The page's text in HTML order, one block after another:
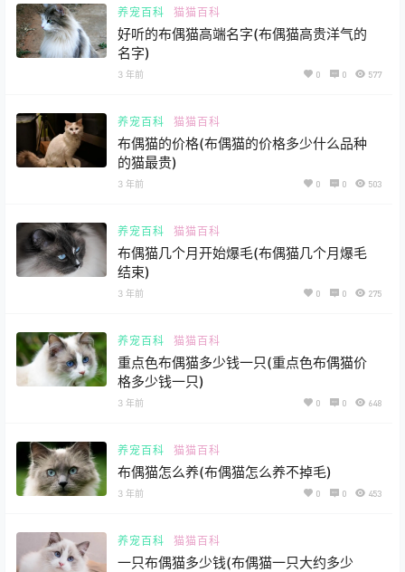
养宠百科 猫猫百科
好听的布偶猫高端名字(布偶猫高贵洋气的
名字)
3 年前 0 0 577
养宠百科 猫猫百科
布偶猫的价格(布偶猫的价格多少什么品种
的猫最贵)
3 年前 0 0 503
养宠百科 猫猫百科
布偶猫几个月开始爆毛(布偶猫几个月爆毛
结束)
3 年前 0 0 275
养宠百科 猫猫百科
重点色布偶猫多少钱一只(重点色布偶猫价
格多少钱一只)
3 年前 0 0 648
养宠百科 猫猫百科
布偶猫怎么养(布偶猫怎么养不掉毛)
3 年前 0 0 453
养宠百科 猫猫百科
一只布偶猫多少钱(布偶猫一只大约多少